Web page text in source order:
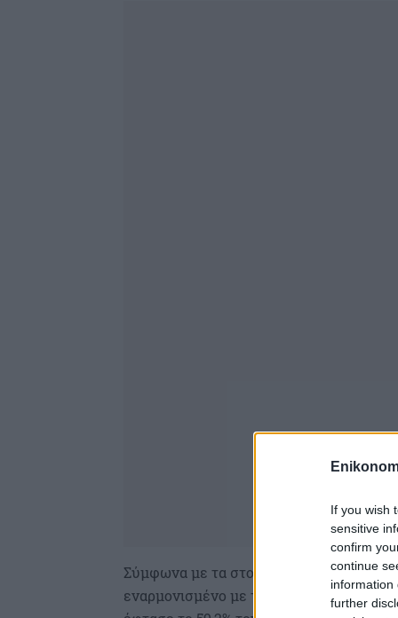
If you wish
sensitive
confirm
continue
information
further
Σύμφωνα με τα στοιχεία από την έρευνα
εναρμονισμένο με τις απαιτήσεις του